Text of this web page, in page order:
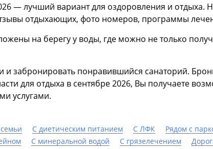
— лучший вариант для оздоровления и
отдыхающих, фото номеров, программы
на берегу у воды, где можно не только
забронировать понравившийся санаторий.
для отдыха в сентябре 2026, Вы получаете
услугами.
С диетическим питанием С ЛФК Рядом с
С минеральной водой С грязелечением